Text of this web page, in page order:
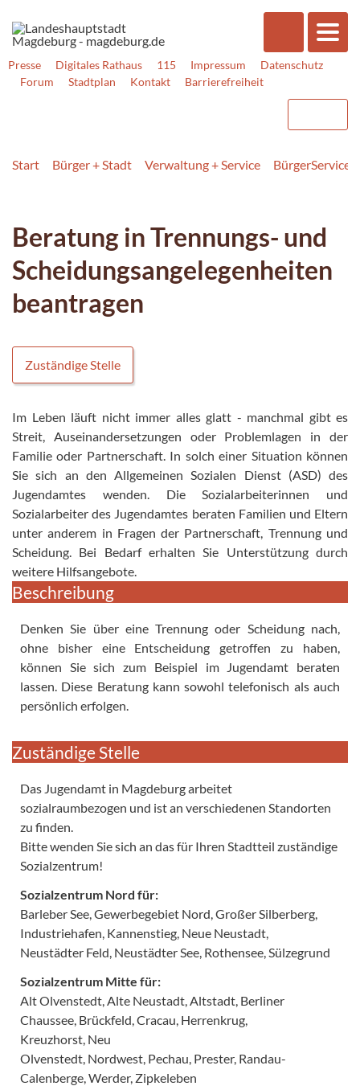
Presse Digitales Rathaus 115 Impressum
Datenschutz
Forum
Stadtplan Kontakt Barrierefreiheit
Start Bürger + Stadt Verwaltung + Service BürgerService
Beratung in Trennungs- und
Scheidungsangelegenheiten
beantragen
Zuständige Stelle
Im Leben läuft nicht immer alles glatt - manchmal gibt es
Streit, Auseinandersetzungen oder Problemlagen in der
Familie oder Partnerschaft. In solch einer Situation können
Sie sich an den Allgemeinen Sozialen Dienst (ASD) des
Jugendamtes wenden. Die Sozialarbeiterinnen und
Sozialarbeiter des Jugendamtes beraten Familien und Eltern
unter anderem in Fragen der Partnerschaft, Trennung und
Scheidung. Bei Bedarf erhalten Sie Unterstützung durch
weitere Hilfsangebote.
Beschreibung
Denken Sie über eine Trennung oder Scheidung nach,
ohne bisher eine Entscheidung getroffen zu haben,
können Sie sich zum Beispiel im Jugendamt beraten
lassen. Diese Beratung kann sowohl telefonisch als auch
persönlich erfolgen.
Zuständige Stelle
Das Jugendamt in Magdeburg arbeitet
sozialraumbezogen und ist an verschiedenen Standorten
zu finden.
Bitte wenden Sie sich an das für Ihren Stadtteil zuständige
Sozialzentrum!
Sozialzentrum Nord für:
Barleber See, Gewerbegebiet Nord, Großer Silberberg,
Industriehafen, Kannenstieg, Neue Neustadt,
Neustädter Feld, Neustädter See, Rothensee, Sülzegrund
Sozialzentrum Mitte für:
Alt Olvenstedt, Alte Neustadt, Altstadt, Berliner
Chaussee, Brückfeld, Cracau, Herrenkrug,
Kreuzhorst, Neu
Olvenstedt, Nordwest, Pechau, Prester, Randau-
Calenberge, Werder, Zipkeleben